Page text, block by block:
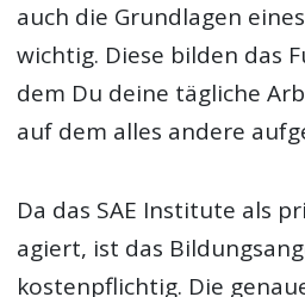
auch die Grundlagen
wichtig. Diese bilden das
dem Du deine tägliche
auf dem alles andere
Da das SAE Institute als
agiert, ist das
kostenpflichtig. Die